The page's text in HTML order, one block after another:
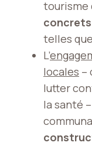
tourisme
concrets
telles que
L’
locales –
lutter
la santé